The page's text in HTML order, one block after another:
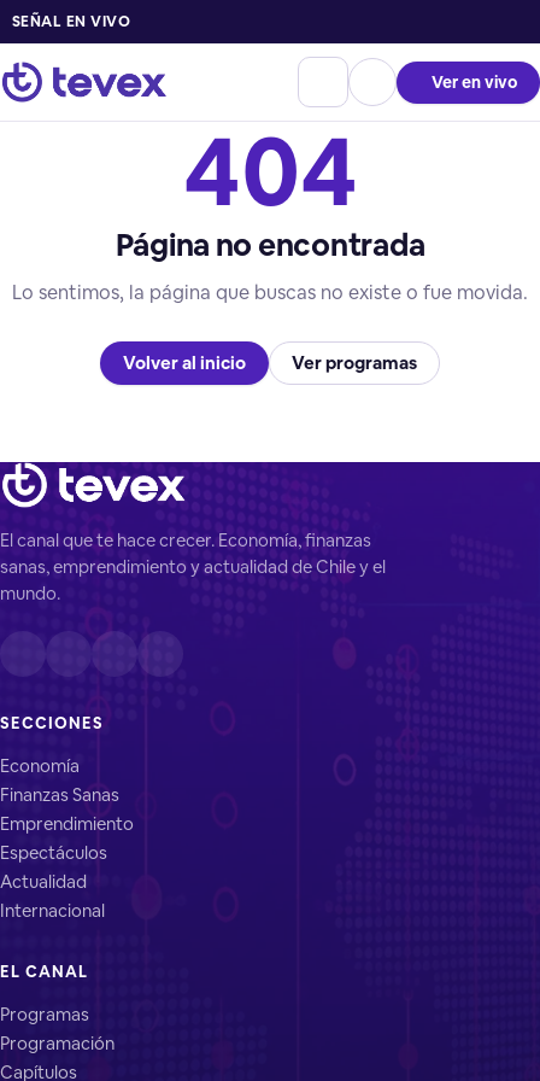
SEÑAL EN VIVO
Ver en vivo
404
Página no encontrada
Lo sentimos, la página que buscas no existe o fue movida.
Volver al inicio Ver programas
El canal que te hace crecer. Economía, finanzas
sanas, emprendimiento y actualidad de Chile y el
mundo.
SECCIONES
Economía
Finanzas Sanas
Emprendimiento
Espectáculos
Actualidad
Internacional
EL CANAL
Programas
Programación
Capítulos